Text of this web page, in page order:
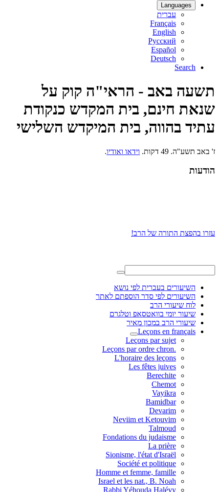
Languages
עברית
Français
English
Русский
Español
Deutsch
Search
תשעה באב - הראי"ה קוק על
שנאת חינם, בית המקדש כנקודת
עתיד בהווה, בית המיקדש השלישי
ז' באב תשע"ה. 49 דקות. וידאו ואודיו.
הודעות
עזרו בהפצת התורה של הרב!
השיעורים בעברית לפי נושא
השיעורים לפי סדר הוספתם לאתר
לוח שיעורי הרב
שיעור יומי בוואטסאפ וטלגרם
שיעורי הרב במכון מאיר
Leçons en français
Leçons par sujet
.Leçons par ordre chron
L'horaire des leçons
Les fêtes juives
Berechite
Chemot
Vayikra
Bamidbar
Devarim
Neviim et Ketouvim
Talmoud
Fondations du judaisme
La prière
Sionisme, l'état d'Israël
Société et politique
Homme et femme, famille
Israel et les nat., B. Noah
Rabbi Yéhouda Halévy